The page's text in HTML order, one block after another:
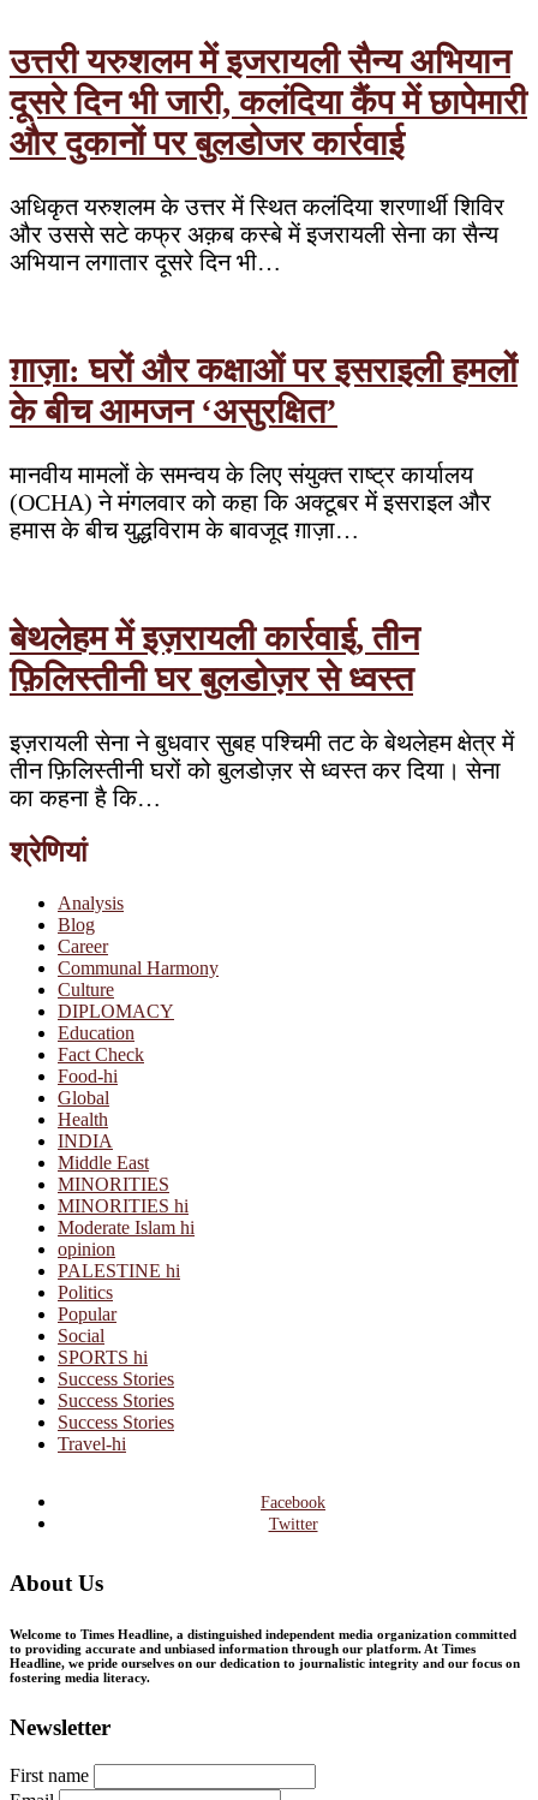
उत्तरी यरुशलम में इजरायली सैन्य अभियान
दूसरे दिन भी जारी, कलंदिया कैंप में छापेमारी
और दुकानों पर बुलडोजर कार्रवाई
अधिकृत यरुशलम के उत्तर में स्थित कलंदिया शरणार्थी शिविर
और उससे सटे कफ्र अक़ब कस्बे में इजरायली सेना का सैन्य
अभियान लगातार दूसरे दिन भी…
ग़ाज़ा: घरों और कक्षाओं पर इसराइली हमलों
के बीच आमजन ‘असुरक्षित’
मानवीय मामलों के समन्वय के लिए संयुक्त राष्ट्र कार्यालय
(OCHA) ने मंगलवार को कहा कि अक्टूबर में इसराइल और
हमास के बीच युद्धविराम के बावजूद ग़ाज़ा…
बेथलेहम में इज़रायली कार्रवाई, तीन
फ़िलिस्तीनी घर बुलडोज़र से ध्वस्त
इज़रायली सेना ने बुधवार सुबह पश्चिमी तट के बेथलेहम क्षेत्र में
तीन फ़िलिस्तीनी घरों को बुलडोज़र से ध्वस्त कर दिया। सेना
का कहना है कि…
श्रेणियां
Analysis
Blog
Career
Communal Harmony
Culture
DIPLOMACY
Education
Fact Check
Food-hi
Global
Health
INDIA
Middle East
MINORITIES
MINORITIES hi
Moderate Islam hi
opinion
PALESTINE hi
Politics
Popular
Social
SPORTS hi
Success Stories
Success Stories
Success Stories
Travel-hi
Facebook
Twitter
About Us
Welcome to Times Headline, a distinguished independent media organization committed
to providing accurate and unbiased information through our platform. At Times
Headline, we pride ourselves on our dedication to journalistic integrity and our focus on
fostering media literacy.
Newsletter
First name